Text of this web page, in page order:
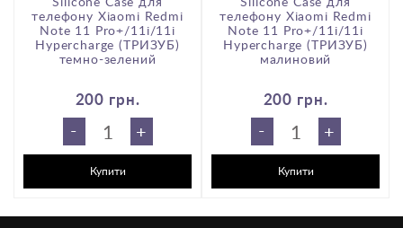
телефону Xiaomi Redmi
Note 11 Pro+/11i/11i
Hypercharge (ТРИЗУБ)
темно-зелений
200 грн.
- +
Купити
телефону Xiaomi Redmi
Note 11 Pro+/11i/11i
Hypercharge (ТРИЗУБ)
малиновий
200 грн.
- +
Купити